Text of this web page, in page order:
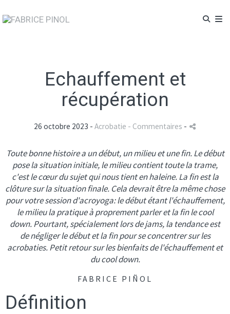
Echauffement et
récupération
26 octobre 2023 - Acrobatie - Commentaires -
Toute bonne histoire a un début, un milieu et une fin. Le début
pose la situation initiale, le milieu contient toute la trame,
c'est le cœur du sujet qui nous tient en haleine. La fin est la
clôture sur la situation finale. Cela devrait être la même chose
pour votre session d'acroyoga: le début étant l'échauffement,
le milieu la pratique à proprement parler et la fin le cool
down. Pourtant, spécialement lors de jams, la tendance est
de négliger le début et la fin pour se concentrer sur les
acrobaties. Petit retour sur les bienfaits de l'échauffement et
du cool down.
FABRICE PIÑOL
Définition